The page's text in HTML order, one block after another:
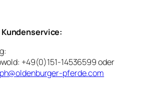
+49(0)151-14536599 oder
pferde.com